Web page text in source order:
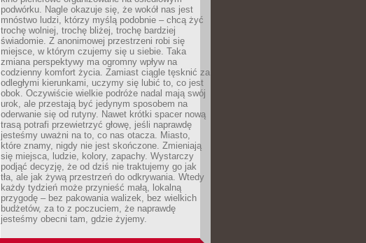
podwórku. Nagle okazuje się, że wokół nas jest
mnóstwo ludzi, którzy myślą podobnie – chcą żyć
trochę wolniej, trochę bliżej, trochę bardziej
świadomie. Z anonimowej przestrzeni robi się
miejsce, w którym czujemy się u siebie. Taka
zmiana perspektywy ma ogromny wpływ na
codzienny komfort życia. Zamiast ciągle tęsknić za
odległymi kierunkami, uczymy się lubić to, co jest
obok. Oczywiście wielkie podróże nadal mają swój
urok, ale przestają być jedynym sposobem na
oderwanie się od rutyny. Nawet krótki spacer nową
trasą potrafi przewietrzyć głowę, jeśli naprawdę
jesteśmy uważni na to, co nas otacza. Miasto,
które znamy, nigdy nie jest skończone. Zmieniają
się miejsca, ludzie, kolory, zapachy. Wystarczy
podjąć decyzję, że od dziś nie traktujemy go jak
tła, ale jak żywą przestrzeń do odkrywania. Wtedy
każdy tydzień może przynieść małą, lokalną
przygodę – bez pakowania walizek, bez wielkich
budżetów, za to z poczuciem, że naprawdę
jesteśmy obecni tam, gdzie żyjemy.